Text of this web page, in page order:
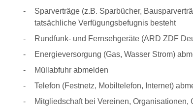
Sparverträge (z.B. Sparbücher,
tatsächliche Verfügungsbefugnis besteht
Rundfunk- und Fernsehgeräte (ARD ZDF
Energieversorgung (Gas, Wasser Strom)
Müllabfuhr abmelden
Telefon (Festnetz, Mobiltelefon, Internet)
Mitgliedschaft bei Vereinen, Organisationen,